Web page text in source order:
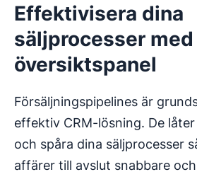
Effektivisera dina
säljprocesser
översiktspanel
Försäljningspipelines är
effektiv CRM-lösning. De
och spåra dina säljprocesser
affärer till avslut snabbare